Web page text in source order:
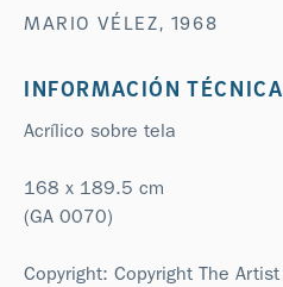
MARIO VÉLEZ, 1968
INFORMACIÓN TÉCNICA
Acrílico sobre tela
168 x 189.5 cm
(GA 0070)
Copyright: Copyright The Artist